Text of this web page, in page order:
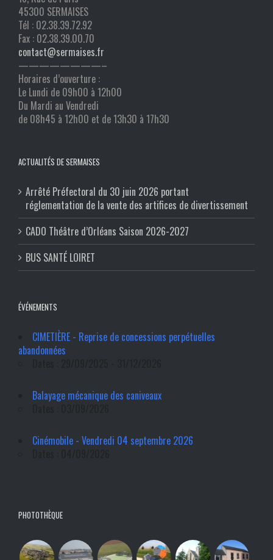
45300 SERMAISES
Tél : 02.38.39.72.92
Fax : 02.38.39.00.70
contact@sermaises.fr
————————–
Horaires d’ouverture :
Le Lundi de 09h00 à 12h00
Du Mardi au Vendredi
de 08h45 à 12h00 et de 13h30 à 17h30
ACTUALITÉS DE SERMAISES
Arrêté Préfectoral du 30 juin 2026 portant
réglementation de la vente des artifices de divertissement
CADO Théâtre d’Orléans Saison 2026-2027
BUS SANTÉ LOIRET
ÉVÉNEMENTS
CIMETIÈRE - Reprise de concessions perpétuelles
abandonnées
Balayage mécanique des caniveaux
Cinémobile - Vendredi 04 septembre 2026
PHOTOTHÈQUE